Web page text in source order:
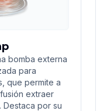
bomba externa
para
que permite a
extraer
Destaca por su